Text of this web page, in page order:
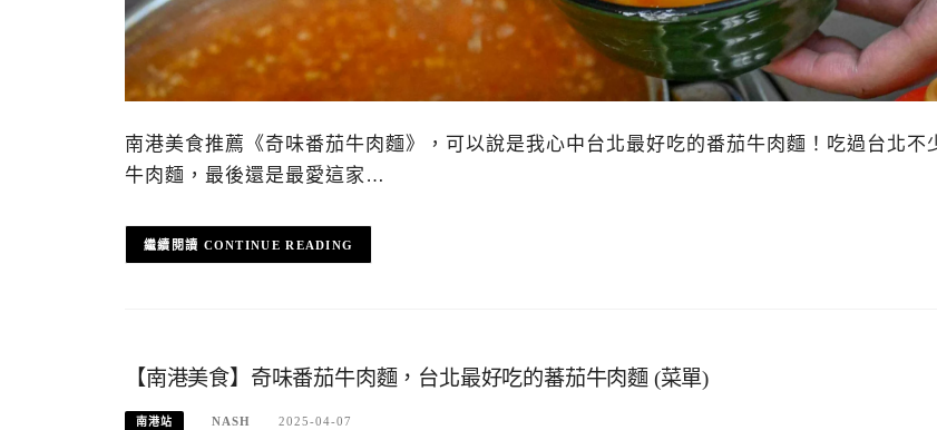
南港美食推薦《奇味番茄牛肉麵》，可以說是我心中台北最好吃的番茄牛肉麵！吃過台北不
牛肉麵，最後還是最愛這家…
CONTINUE READING
【南港美食】奇味番茄牛肉麵，台北最好吃的蕃茄牛肉麵 (菜單)
南港站 NASH 2025-04-07